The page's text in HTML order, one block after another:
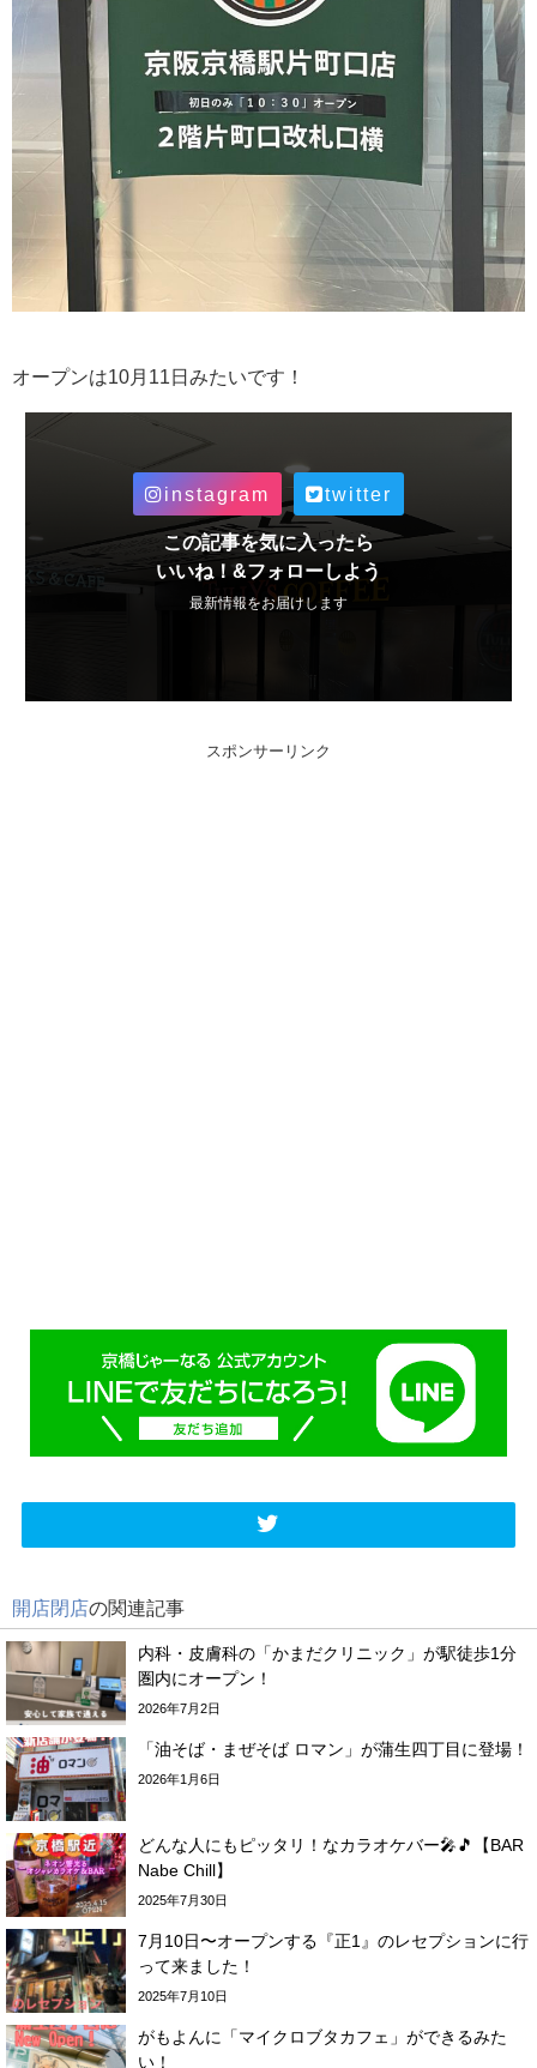
オープンは10月11日みたいです！
instagram twitter
この記事を気に入ったら
いいね！&フォローしよう
最新情報をお届けします
スポンサーリンク
開店閉店の関連記事
内科・皮膚科の「かまだクリニック」が駅徒歩1分
圏内にオープン！
2026年7月2日
「油そば・まぜそば ロマン」が蒲生四丁目に登場！
2026年1月6日
どんな人にもピッタリ！なカラオケバー🎤🎵【BAR
Nabe Chill】
2025年7月30日
7月10日〜オープンする『正1』のレセプションに行
って来ました！
2025年7月10日
がもよんに「マイクロブタカフェ」ができるみた
い！